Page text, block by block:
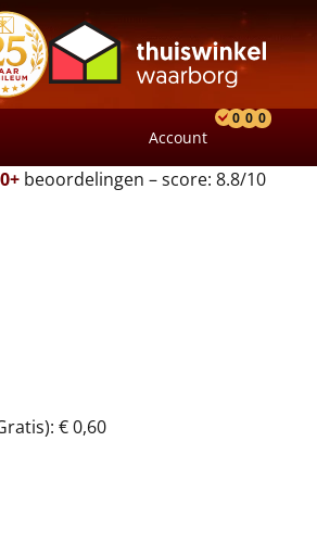
Account
0 0 0
beoordelingen – score: 8.8/10
€ 0,60